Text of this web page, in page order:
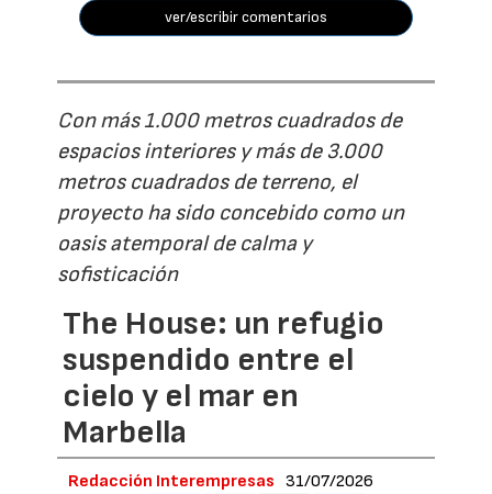
ver/escribir comentarios
Con más 1.000 metros cuadrados de
espacios interiores y más de 3.000
metros cuadrados de terreno, el
proyecto ha sido concebido como un
oasis atemporal de calma y
sofisticación
The House: un refugio
suspendido entre el
cielo y el mar en
Marbella
Redacción Interempresas 31/07/2026